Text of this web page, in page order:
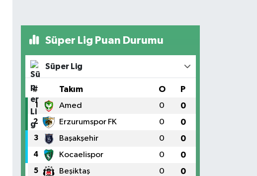
Süper Lig Puan Durumu
Süper Lig
# Takım O P
1 Amed 0 0
2 Erzurumspor FK 0 0
3 Başakşehir 0 0
4 Kocaelispor 0 0
5 Beşiktaş 0 0